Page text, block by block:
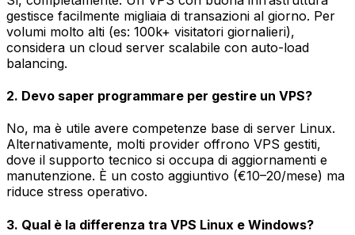
gestisce facilmente migliaia di transazioni al giorno. Per
volumi molto alti (es: 100k+ visitatori giornalieri),
considera un cloud server scalabile con auto-load
balancing.
2. Devo saper programmare per gestire un VPS?
No, ma è utile avere competenze base di server Linux.
Alternativamente, molti provider offrono VPS gestiti,
dove il supporto tecnico si occupa di aggiornamenti e
manutenzione. È un costo aggiuntivo (€10–20/mese) ma
riduce stress operativo.
3. Qual è la differenza tra VPS Linux e Windows?